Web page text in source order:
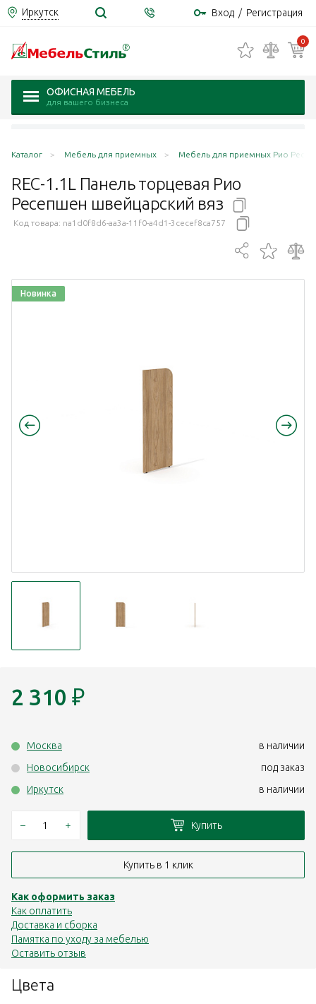
Иркутск Вход / Регистрация
0
ОФИСНАЯ МЕБЕЛЬ
для вашего бизнеса
Каталог Мебель для приемных Мебель для приемных Рио
REC-1.1L Панель торцевая Рио
Ресепшен швейцарский вяз
Код товара: na1d0f8d6-aa3a-11f0-a4d1-3cecef8ca757
Новинка
Цвета
2 310 ₽
Москва
в наличии
Новосибирск
под заказ
Иркутск
в наличии
– + Купить
Купить в 1 клик
Как оформить заказ
Как оплатить
Доставка и сборка
Памятка по уходу за мебелью
Оставить отзыв